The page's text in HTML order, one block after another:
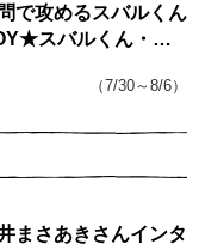
で攻めるスバルくん
スバルくん・
（7/30～8/6）
まさあきさんインタ